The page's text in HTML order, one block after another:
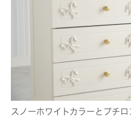
スノーホワイトカラーとプチ